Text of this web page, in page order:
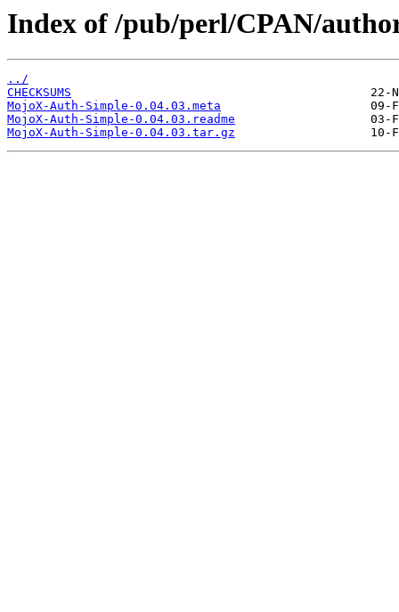
Index of /pub/perl/CPAN/
../
CHECKSUMS
MojoX-Auth-Simple-0.04.03.meta
MojoX-Auth-Simple-0.04.03.readme
MojoX-Auth-Simple-0.04.03.tar.gz